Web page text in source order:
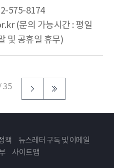
575-8174
(문의 가능시간 : 평일
및 공휴일 휴무)
35
책
뉴스레터 구독 및 이메일
사이트맵